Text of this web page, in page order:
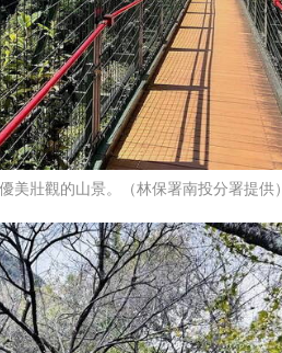
美壯觀的山景。（林保署南投分署提供）